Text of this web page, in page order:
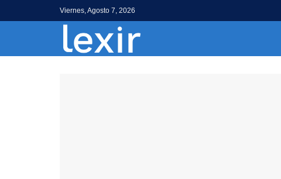
Viernes, Agosto 7, 2026